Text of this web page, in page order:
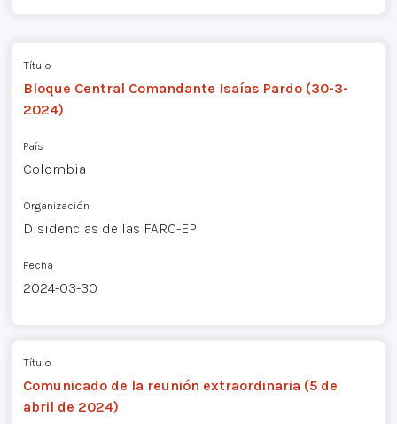
Título
Bloque Central Comandante Isaías Pardo (30-3-
2024)
País
Colombia
Organización
Disidencias de las FARC-EP
Fecha
2024-03-30
Título
Comunicado de la reunión extraordinaria (5 de
abril de 2024)